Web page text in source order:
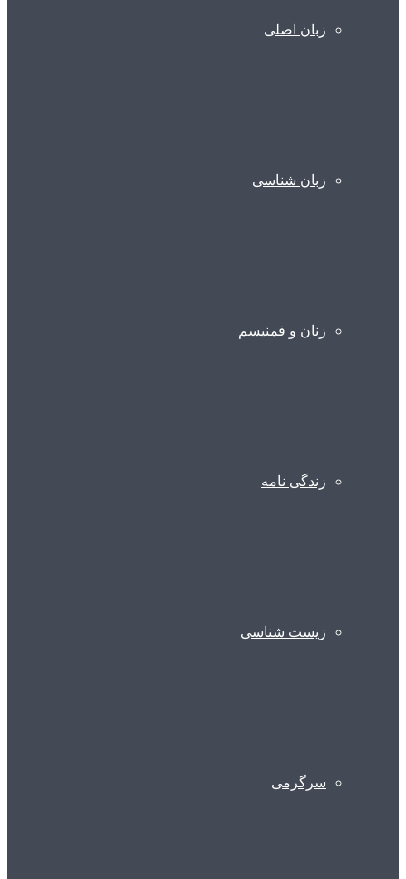
زبان اصلی
زبان شناسی
زنان و فمنیسم
زندگی نامه
زیست شناسی
سرگرمی